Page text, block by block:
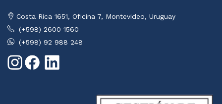
Costa Rica 1651, Oficina 7, Montevideo, Uruguay
(+598) 2600 1560
(+598) 92 988 248